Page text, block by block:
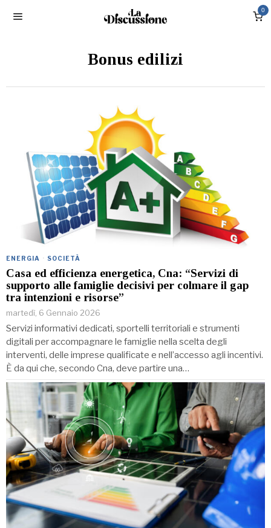
0
Bonus edilizi
ENERGIA · SOCIETÀ
Casa ed efficienza energetica, Cna: “Servizi di
supporto alle famiglie decisivi per colmare il gap
tra intenzioni e risorse”
martedì, 6 Gennaio 2026
Servizi informativi dedicati, sportelli territoriali e strumenti
digitali per accompagnare le famiglie nella scelta degli
interventi, delle imprese qualificate e nell’accesso agli incentivi.
È da qui che, secondo Cna, deve partire una…